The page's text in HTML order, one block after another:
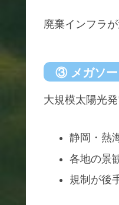
廃棄インフラ
③ メガソー
大規模太陽光
静岡・熱
各地の景
規制が後